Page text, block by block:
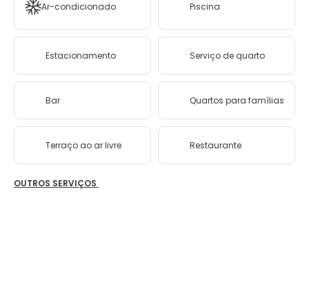
Ar-condicionado Piscina
Estacionamento Serviço de quarto
Bar Quartos para famílias
Terraço ao ar livre Restaurante
OUTROS SERVIÇOS